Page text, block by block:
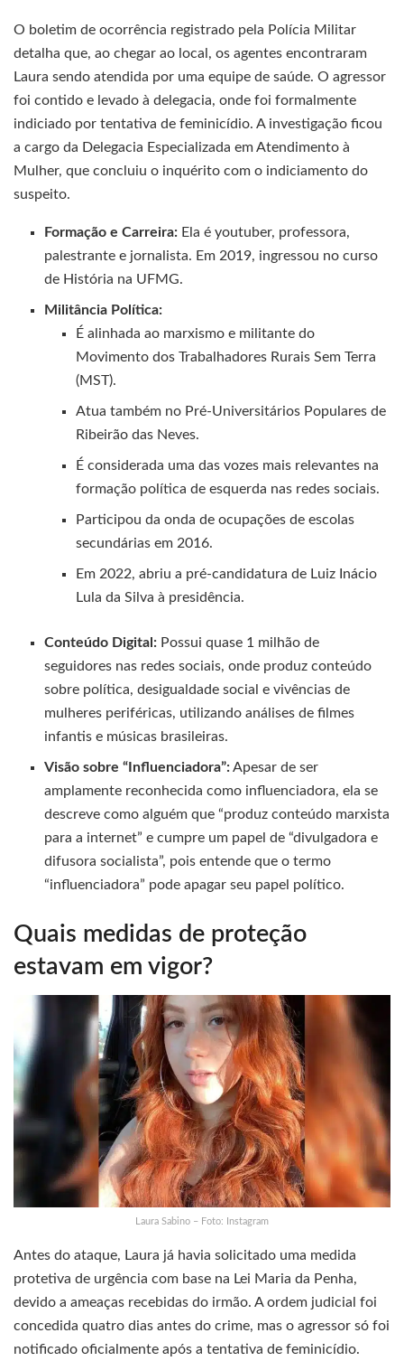
O boletim de ocorrência registrado pela Polícia Militar
detalha que, ao chegar ao local, os agentes encontraram
Laura sendo atendida por uma equipe de saúde. O agressor
foi contido e levado à delegacia, onde foi formalmente
indiciado por tentativa de feminicídio. A investigação ficou
a cargo da Delegacia Especializada em Atendimento à
Mulher, que concluiu o inquérito com o indiciamento do
suspeito.
Formação e Carreira: Ela é youtuber, professora,
palestrante e jornalista. Em 2019, ingressou no curso
de História na UFMG.
Militância Política:
É alinhada ao marxismo e militante do
Movimento dos Trabalhadores Rurais Sem Terra
(MST).
Atua também no Pré-Universitários Populares de
Ribeirão das Neves.
É considerada uma das vozes mais relevantes na
formação política de esquerda nas redes sociais.
Participou da onda de ocupações de escolas
secundárias em 2016.
Em 2022, abriu a pré-candidatura de Luiz Inácio
Lula da Silva à presidência.
Conteúdo Digital: Possui quase 1 milhão de
seguidores nas redes sociais, onde produz conteúdo
sobre política, desigualdade social e vivências de
mulheres periféricas, utilizando análises de filmes
infantis e músicas brasileiras.
Visão sobre “Influenciadora”:Apesar de ser
amplamente reconhecida como influenciadora, ela se
descreve como alguém que “produz conteúdo marxista
para a internet” e cumpre um papel de “divulgadora e
difusora socialista”, pois entende que o termo
“influenciadora” pode apagar seu papel político.
Quais medidas de proteção
estavam em vigor?
Laura Sabino – Foto: Instagram
Antes do ataque, Laura já havia solicitado uma medida
protetiva de urgência com base na Lei Maria da Penha,
devido a ameaças recebidas do irmão. A ordem judicial foi
concedida quatro dias antes do crime, mas o agressor só foi
notificado oficialmente após a tentativa de feminicídio.